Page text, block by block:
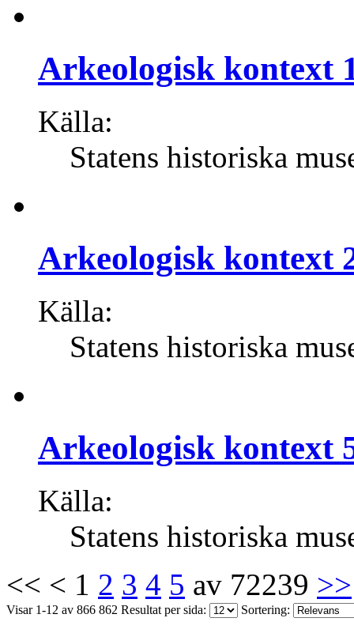
Arkeologisk kontext
Källa:
Statens historiska
Arkeologisk kontext
Källa:
Statens historiska
Arkeologisk kontext
Källa:
Statens historiska
<< < 1 2 3 4 5 av 72239 >>
Visar 1-12 av 866 862 Resultat per sida: Sortering: